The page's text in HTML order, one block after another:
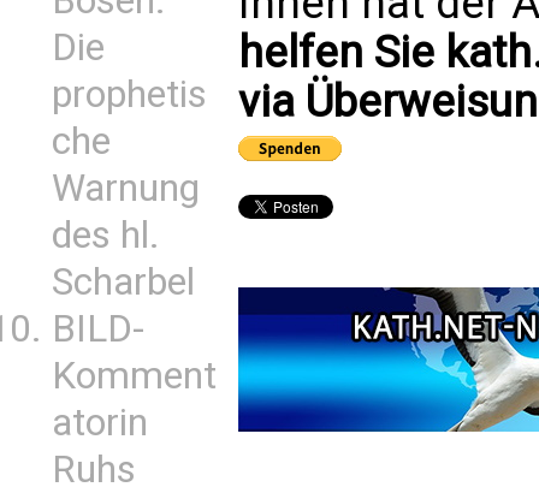
Die
prophetis
che
Warnung
des hl.
Scharbel
BILD-
Komment
atorin
Ruhs
helfen Sie
via